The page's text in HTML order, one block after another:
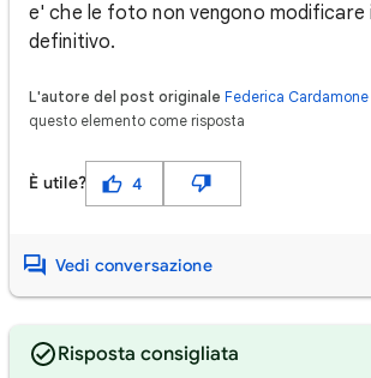
e' che le foto non vengono modificare
definitivo.
L'autore del post originale Federica Cardamone
questo elemento come risposta
È utile? 4
Vedi conversazione
Risposta consigliata